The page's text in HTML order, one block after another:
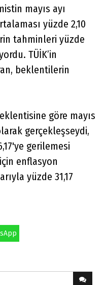
mayıs ayı
yüzde 2,10
tahminleri yüzde
TÜİK’in
beklentilerin
göre mayıs
gerçekleşseydi,
gerilemesi
enflasyon
yüzde 31,17